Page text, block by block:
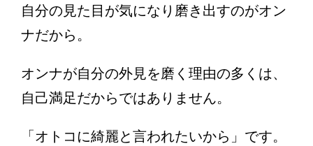
自分の見た目が気になり磨き出すのがオン
ナだから。
オンナが自分の外見を磨く理由の多くは、
自己満足だからではありません。
「オトコに綺麗と言われたいから」です。